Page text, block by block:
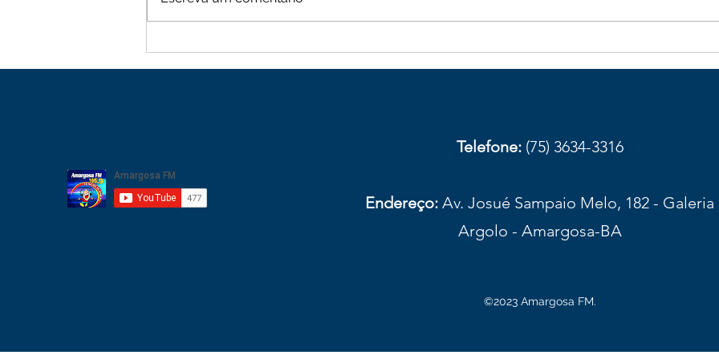
Telefone: (75) 3634-3316
Endereço: Av. Josué Sampaio Melo, 182 - Galeria
Argolo - Amargosa-BA
©2023 Amargosa FM.